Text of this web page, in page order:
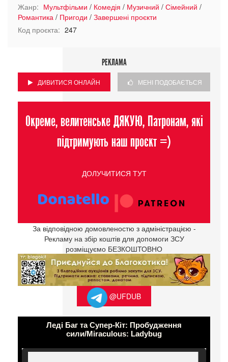
Жанр: Мультфільми / Комедія / Музичний / Сімейний /
Романтика / Пригоди / Завершені проєкти
Код проєкта: 247
РЕКЛАМА
ДИВИТИСЯ ОНЛАЙН МЕНІ ПОДОБАЄТЬСЯ
Окреме, велитенське ДЯКУЮ, Патронам, які
підтримують наш проєкт =)
ДОЛУЧИТИСЯ ТУТ
За відповідною домовленостю з адміністрацією -
Рекламу на збір коштів для допомоги ЗСУ
розміщуємо БЕЗКОШТОВНО
@UFDUB